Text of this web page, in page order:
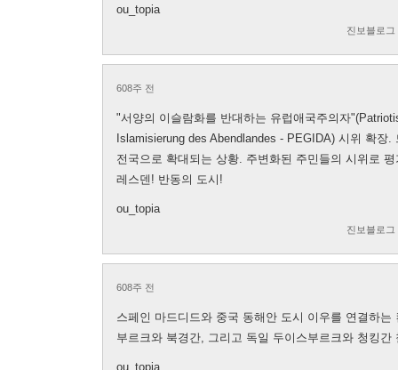
ou_topia
진보블로그
608주 전
"서양의 이슬람화를 반대하는 유럽애국주의자
Islamisierung des Abendlandes - PEGIDA) 시위 확장
전국으로 확대되는 상황. 주변화된 주민들의 시위로
레스덴! 반동의 도시!
ou_topia
진보블로그
608주 전
스페인 마드디드와 중국 동해안 도시 이우를 연결하
부르크와 북경간, 그리고 독일 두이스부르크와 청킹간
ou_topia